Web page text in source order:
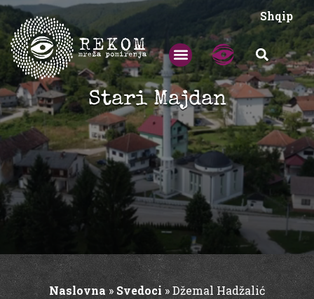
Shqip
Stari Majdan
Naslovna» Svedoci»Džemal Hadžalić